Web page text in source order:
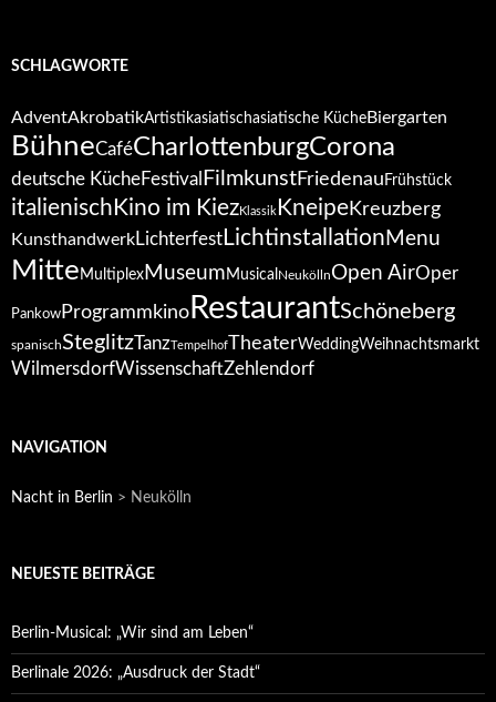
SCHLAGWORTE
AdventAkrobatikArtistikasiatischasiatische Küche Biergarten
BühneCaféCharlottenburgCorona
deutsche KücheFestival FilmkunstFriedenau Frühstück
italienisch Kino im KiezKlassik KneipeKreuzberg
KunsthandwerkLichterfest Lichtinstallation Menu
Mitte Multiplex Museum Musical NeuköllnOpen AirOper
Pankow Programmkino RestaurantSchöneberg
spanischSteglitzTanz TempelhofTheaterWeddingWeihnachtsmarkt
WilmersdorfWissenschaftZehlendorf
NAVIGATION
Nacht in Berlin > Neukölln
NEUESTE BEITRÄGE
Berlin-Musical: „Wir sind am Leben“
Berlinale 2026: „Ausdruck der Stadt“